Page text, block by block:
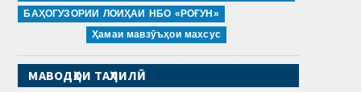
БАҲОГУЗОРИИ ЛОИҲАИ НБО «РОҒУН»
Ҳамаи мавзӯъҳои махсус
МАВОДҲОИ ТАҲЛИЛӢ